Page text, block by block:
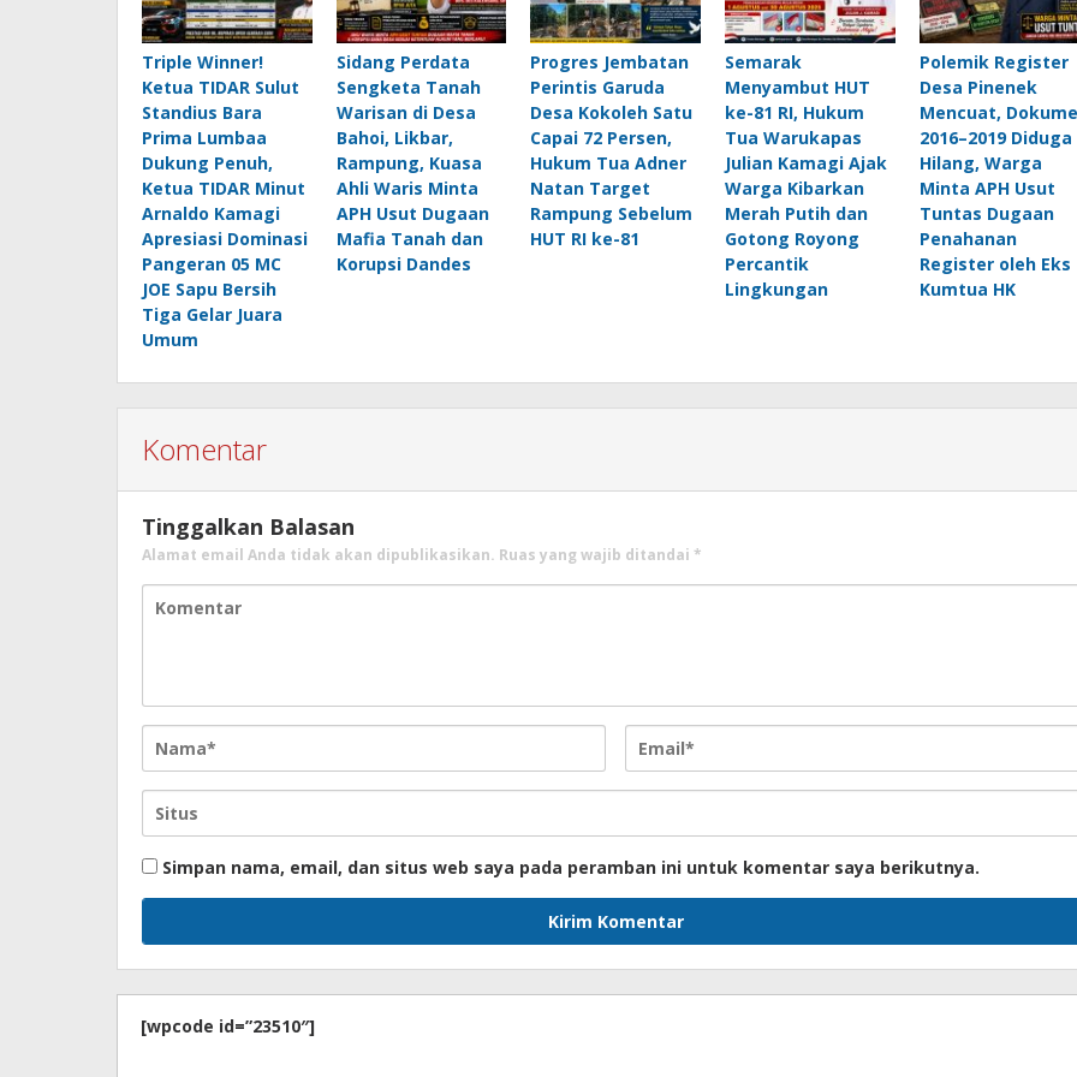
Triple Winner!
Ketua TIDAR Sulut
Standius Bara
Prima Lumbaa
Dukung Penuh,
Ketua TIDAR Minut
Arnaldo Kamagi
Apresiasi Dominasi
Pangeran 05 MC
JOE Sapu Bersih
Tiga Gelar Juara
Umum
Sidang Perdata
Sengketa Tanah
Warisan di Desa
Bahoi, Likbar,
Rampung, Kuasa
Ahli Waris Minta
APH Usut Dugaan
Mafia Tanah dan
Korupsi Dandes
Progres Jembatan
Perintis Garuda
Desa Kokoleh Satu
Capai 72 Persen,
Hukum Tua Adner
Natan Target
Rampung Sebelum
HUT RI ke-81
Semarak
Menyambut HUT
ke-81 RI, Hukum
Tua Warukapas
Julian Kamagi Ajak
Warga Kibarkan
Merah Putih dan
Gotong Royong
Percantik
Lingkungan
Polemik Register
Desa Pinenek
Mencuat,
2016–2019 Diduga
Hilang, Warga
Minta APH Usut
Tuntas Dugaan
Penahanan
Register oleh Eks
Kumtua HK
Komentar
Tinggalkan Balasan
Alamat email Anda tidak akan dipublikasikan. Ruas yang wajib ditandai *
Simpan nama, email, dan situs web saya pada peramban ini untuk komentar saya berikutnya.
[wpcode id=”23510″]